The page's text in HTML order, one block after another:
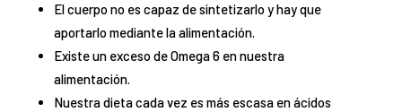
El cuerpo no es capaz de sintetizarlo y hay que
aportarlo mediante la alimentación.
Existe un exceso de Omega 6 en nuestra
alimentación.
Nuestra dieta cada vez es más escasa en ácidos